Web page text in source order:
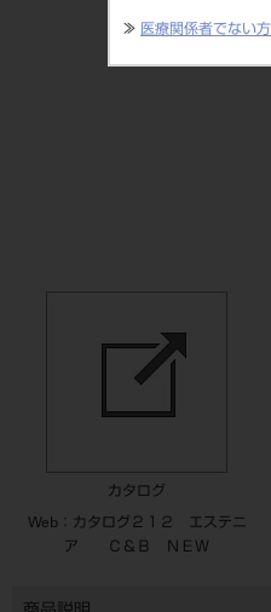
≫ 医療関係者でない
カタログ
Web：カタログ２１２ エステニ
ア Ｃ＆Ｂ ＮＥＷ